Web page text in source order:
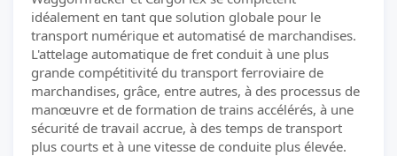
idéalement en tant que solution globale pour le
transport numérique et automatisé de marchandises.
L'attelage automatique de fret conduit à une plus
grande compétitivité du transport ferroviaire de
marchandises, grâce, entre autres, à des processus de
manœuvre et de formation de trains accélérés, à une
sécurité de travail accrue, à des temps de transport
plus courts et à une vitesse de conduite plus élevée.